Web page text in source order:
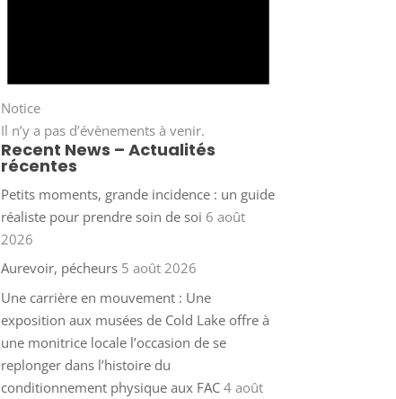
Notice
Il n’y a pas d’évènements à venir.
Recent News – Actualités
récentes
Petits moments, grande incidence : un guide
réaliste pour prendre soin de soi 6 août
2026
Aurevoir, pécheurs 5 août 2026
Une carrière en mouvement : Une
exposition aux musées de Cold Lake offre à
une monitrice locale l’occasion de se
replonger dans l’histoire du
conditionnement physique aux FAC 4 août